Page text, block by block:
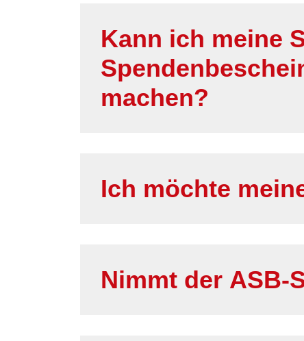
Kann ich meine
machen?
Ich möchte
Nimmt der ASB-